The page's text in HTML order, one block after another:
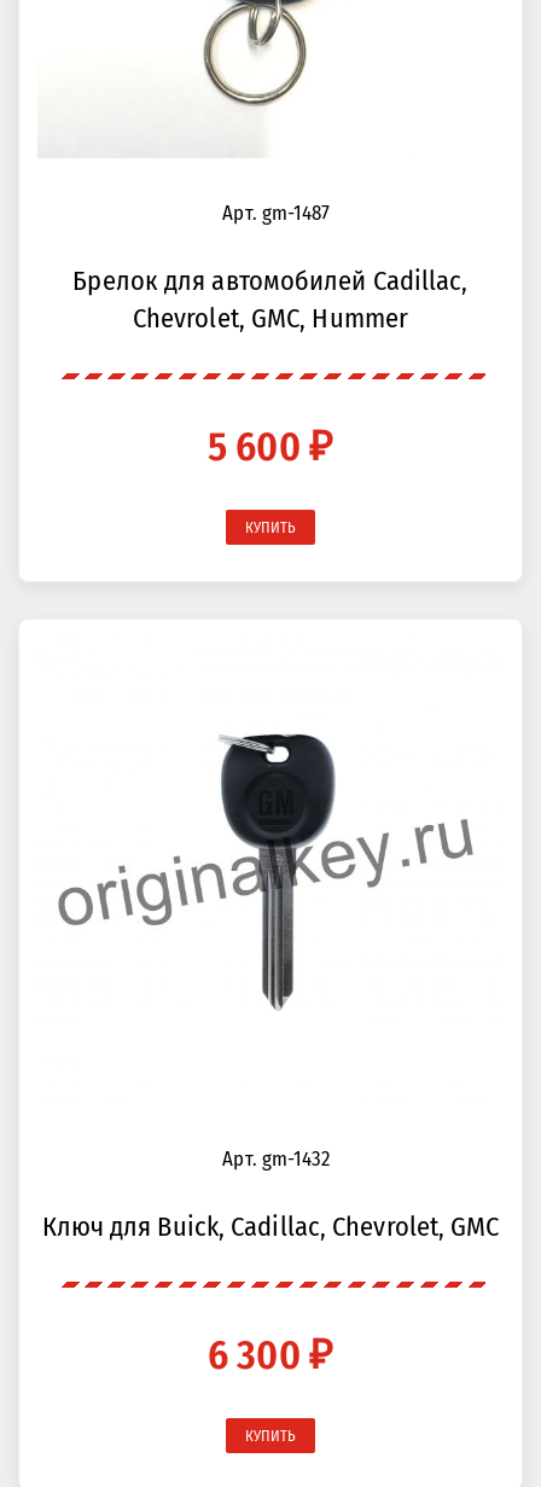
Арт. gm-1487
Брелок для автомобилей Cadillac,
Chevrolet, GMC, Hummer
5 600 ₽
КУПИТЬ
Арт. gm-1432
Ключ для Buick, Cadillac, Chevrolet, GMC
6 300 ₽
КУПИТЬ